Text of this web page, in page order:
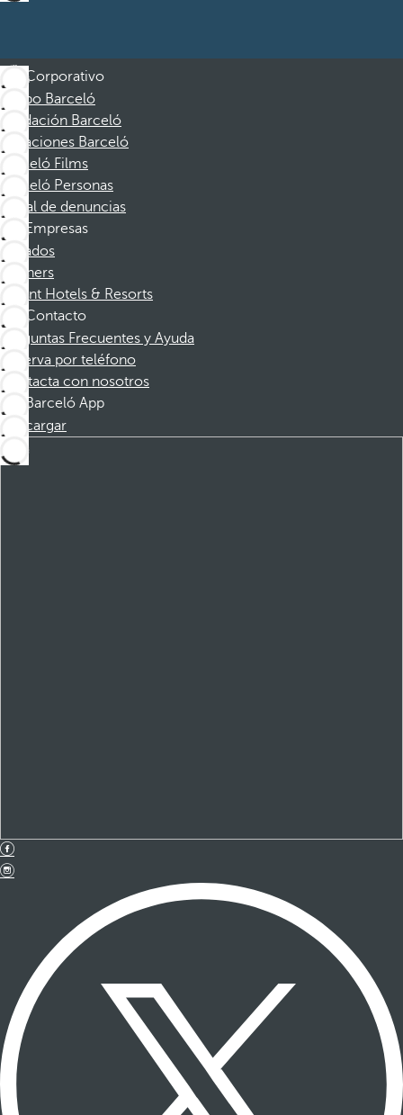
Corporativo
Grupo Barceló
Fundación Barceló
Vacaciones Barceló
Barceló Films
Barceló Personas
Canal de denuncias
Empresas
Afiliados
Partners
Dorint Hotels & Resorts
Contacto
Preguntas Frecuentes y Ayuda
Reserva por teléfono
Contacta con nosotros
Barceló App
Descargar